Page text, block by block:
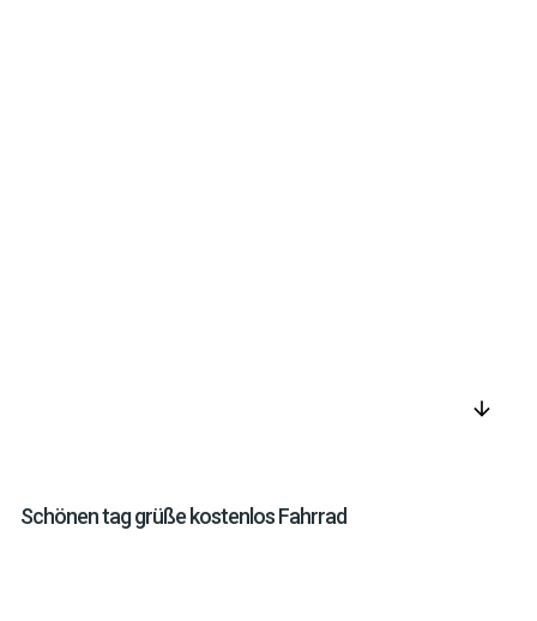
arrow_downward
Schönen tag grüße kostenlos Fahrrad